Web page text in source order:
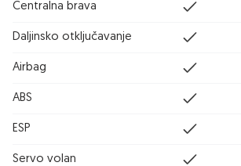
Centralna brava
Daljinsko otključavanje
Airbag
ABS
ESP
Servo volan